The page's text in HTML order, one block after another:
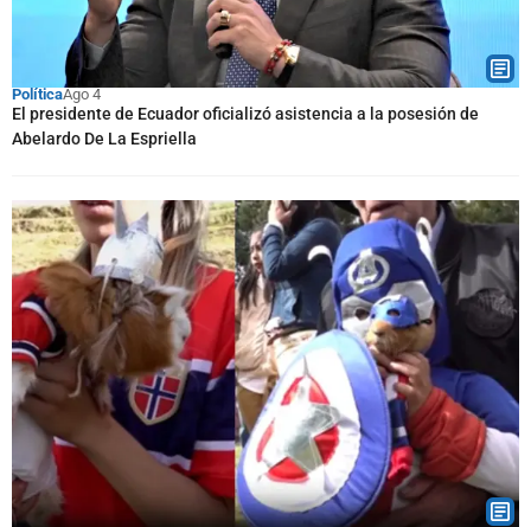
PolíticaAgo 4
El presidente de Ecuador oficializó asistencia a la posesión de
Abelardo De La Espriella